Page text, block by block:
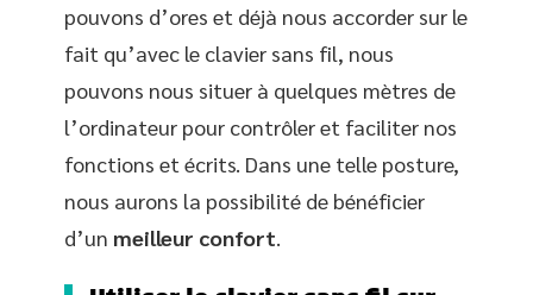
pouvons d’ores et déjà nous accorder sur le
fait qu’avec le clavier sans fil, nous
pouvons nous situer à quelques mètres de
l’ordinateur pour contrôler et faciliter nos
fonctions et écrits. Dans une telle posture,
nous aurons la possibilité de bénéficier
d’un meilleur confort